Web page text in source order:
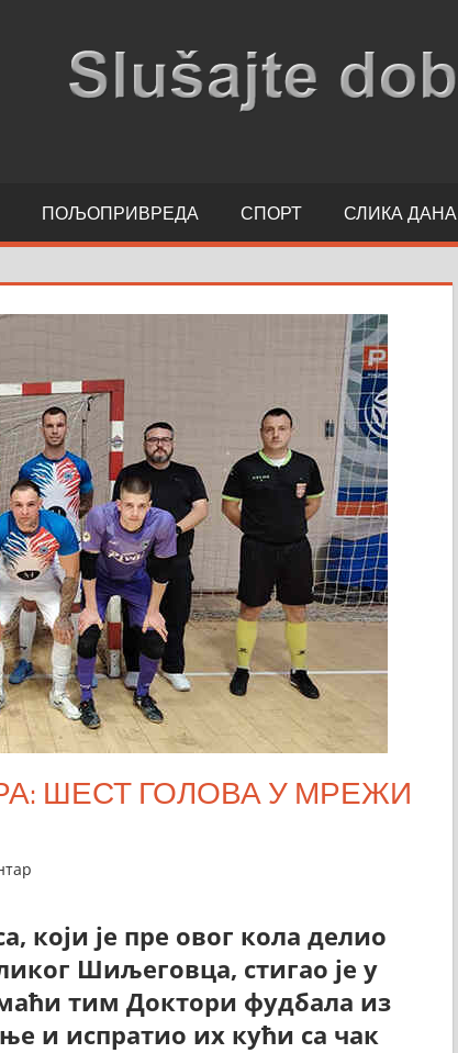
ПОЉОПРИВРЕДА СПОРТ СЛИКА ДАНА
ШЕСТ ГОЛОВА У МРЕЖИ
који је пре овог кола делио
Шиљеговца, стигао је у
тим Доктори фудбала из
и испратио их кући са чак